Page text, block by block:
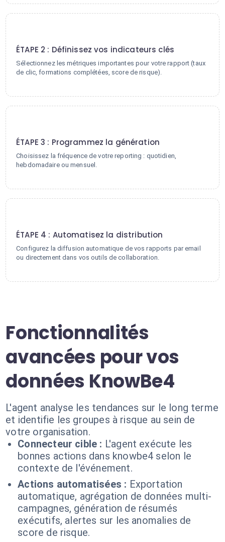
ÉTAPE 2 : Définissez vos indicateurs clés
Sélectionnez les métriques importantes pour votre rapport (taux
de clic, formations complétées, score de risque).
ÉTAPE 3 : Programmez la génération
Choisissez la fréquence de votre reporting : quotidien,
hebdomadaire ou mensuel.
ÉTAPE 4 : Automatisez la distribution
Configurez la diffusion automatique de vos rapports par email
ou directement dans vos outils de collaboration.
Fonctionnalités
avancées pour vos
données KnowBe4
L'agent analyse les tendances sur le long terme
et identifie les groupes à risque au sein de
votre organisation.
Connecteur cible : L'agent exécute les
bonnes actions dans knowbe4 selon le
contexte de l'événement.
Actions automatisées : Exportation
automatique, agrégation de données multi-
campagnes, génération de résumés
exécutifs, alertes sur les anomalies de
score de risque.